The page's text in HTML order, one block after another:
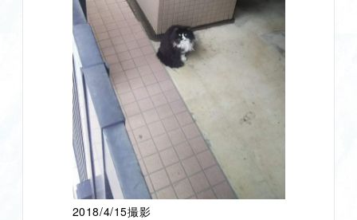
2018/4/15撮影